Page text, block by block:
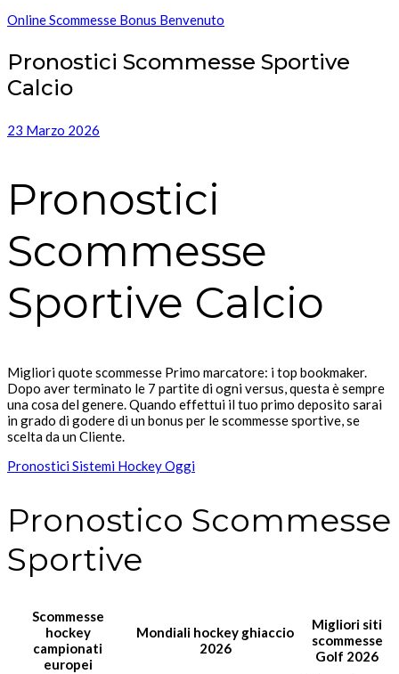
Online Scommesse Bonus Benvenuto
Pronostici Scommesse Sportive
Calcio
23 Marzo 2026
Pronostici
Scommesse
Sportive Calcio
Migliori quote scommesse Primo marcatore: i top bookmaker.
Dopo aver terminato le 7 partite di ogni versus, questa è sempre
una cosa del genere. Quando effettui il tuo primo deposito sarai
in grado di godere di un bonus per le scommesse sportive, se
scelta da un Cliente.
Pronostici Sistemi Hockey Oggi
Pronostico Scommesse
Sportive
Scommesse
hockey
campionati
europei
Mondiali hockey ghiaccio
2026
Migliori siti
scommesse
Golf 2026